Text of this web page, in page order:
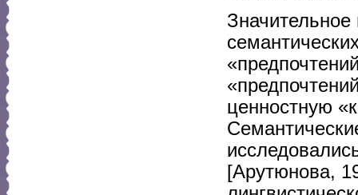
ценностную
[Арутюнова,